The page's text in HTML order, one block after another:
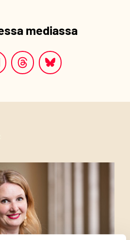
mediassa